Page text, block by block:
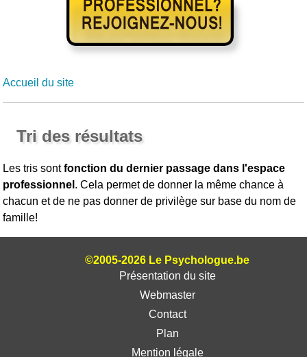
Accueil du site
Tri des résultats
Les tris sontfonction du dernier passage dans l'espace
professionnel . Cela permet de donner la même chance à
chacun et de ne pas donner de privilège sur base du nom de
famille!
©2005-2026 Le Psychologue.be
Présentation du site
Webmaster
Contact
Plan
Mention légale